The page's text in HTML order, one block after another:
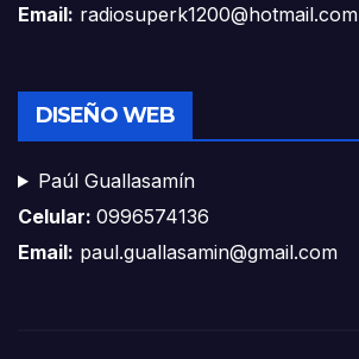
Email: radiosuperk1200@hotmail.com
DISEÑO WEB
Paúl Guallasamín
Celular: 0996574136
Email: paul.guallasamin@gmail.com